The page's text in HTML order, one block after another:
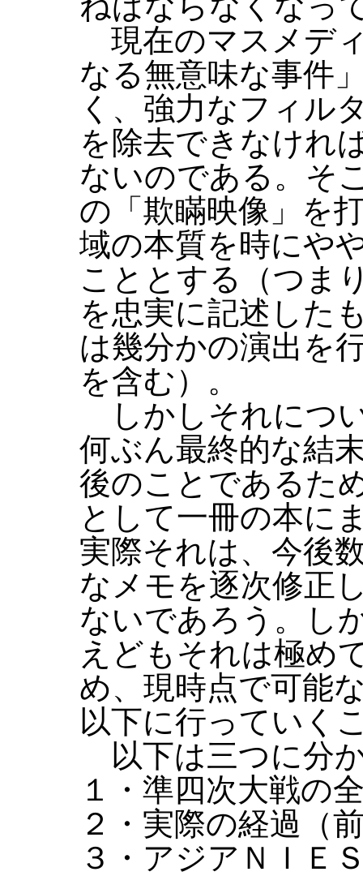
現在のマスメデ
なる無意味な事件
く、強力なフィル
を除去できなけれ
ないのである。そ
の「欺瞞映像」を
域の本質を時にや
こととする（つま
を忠実に記述した
は幾分かの演出を
を含む）。
しかしそれにつ
何ぶん最終的な結
後のことであるた
として一冊の本に
実際それは、今後
なメモを逐次修正
ないであろう。し
えどもそれは極め
め、現時点で可能
以下に行っていく
以下は三つに分
１・準四次大戦の
２・実際の経過（
３・アジアＮＩＥ